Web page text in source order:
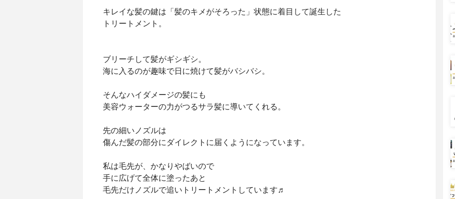
キレイな髪の鍵は「髪のキメがそろった」状態に着目して誕生した
トリートメント。
ブリーチして髪がギシギシ。
海に入るのが趣味で日に焼けて髪がバシバシ。
そんなハイダメージの髪にも
美容ウォーターの力がつるサラ髪に導いてくれる。
先の細いノズルは
傷んだ髪の部分にダイレクトに届くようになっています。
私は毛先が、かなりやばいので
手に広げて全体に塗ったあと
毛先だけノズルで追いトリートメントしています♬